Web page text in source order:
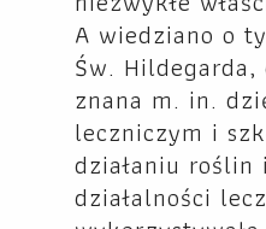
A wiedziano o
Św. Hildegarda,
znana m. in.
leczniczym i
działaniu roślin
działalności